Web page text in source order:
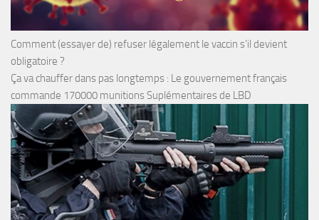
Comment (essayer de) refuser légalement le vaccin s’il devient
obligatoire ?
Ça va chauffer dans pas longtemps : Le gouvernement français
commande 170000 munitions Suplémentaires de LBD